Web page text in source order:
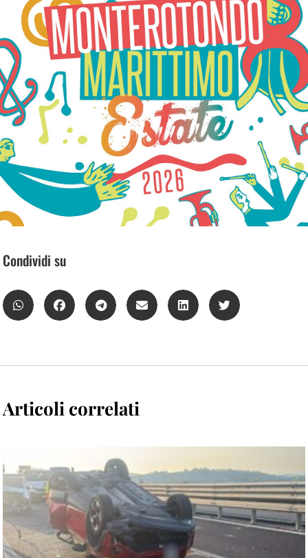
Condividi su
Articoli correlati